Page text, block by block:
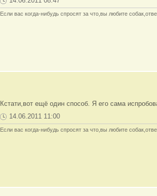
Если вас когда-нибудь спросят за что,вы любите
Кстати,вот ещё один способ. Я его сама
14.06.2011 11:00
Если вас когда-нибудь спросят за что,вы любите